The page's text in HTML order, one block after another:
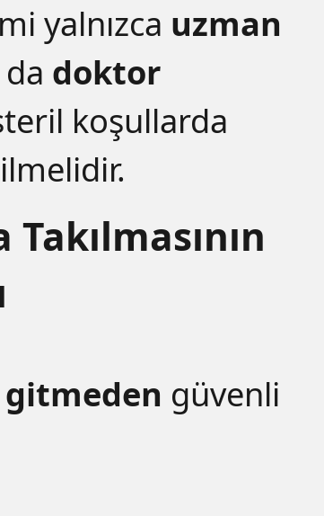
yalnızca uzman
doktor
koşullarda
Takılmasının
güvenli